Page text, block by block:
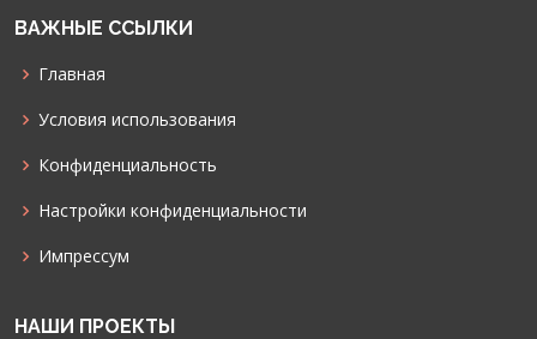
ВАЖНЫЕ ССЫЛКИ
Главная
Условия использования
Конфиденциальность
Настройки конфиденциальности
Импрессум
НАШИ ПРОЕКТЫ